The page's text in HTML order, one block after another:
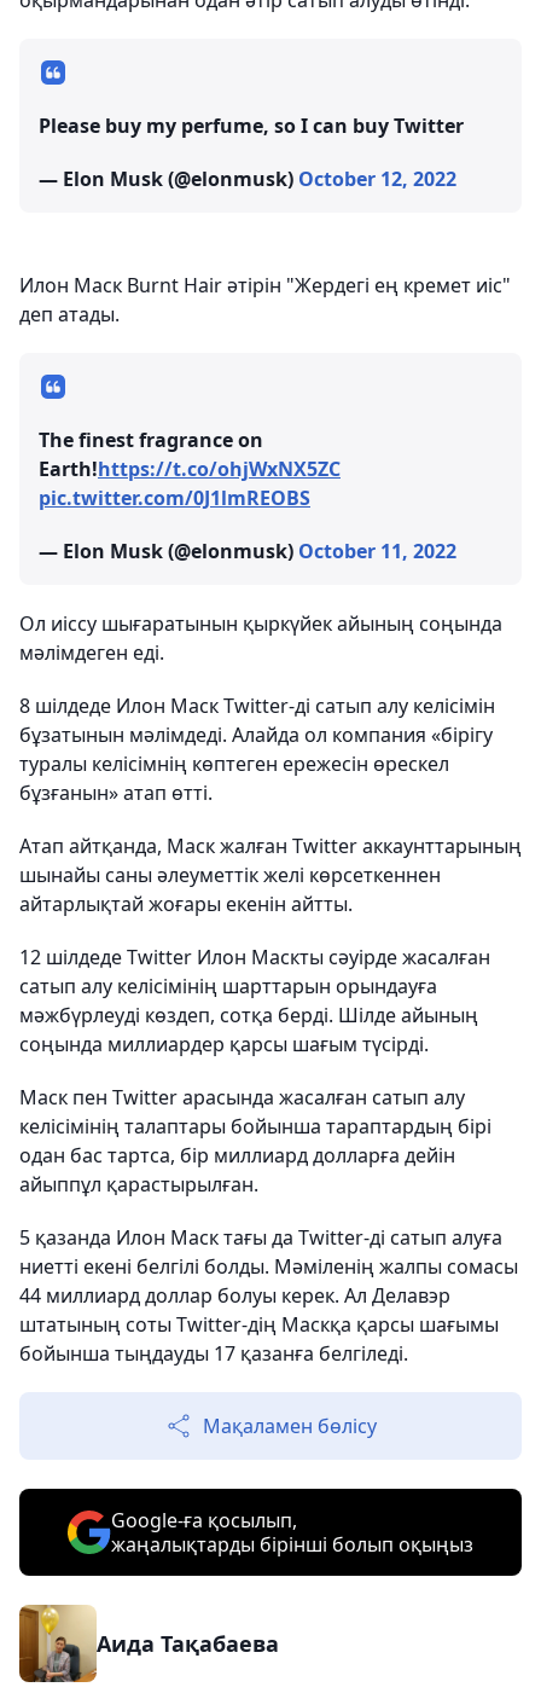
Please buy my perfume, so I can buy Twitter
— Elon Musk (@elonmusk) October 12, 2022
Илон Маск Burnt Hair әтірін "Жердегі ең кремет иіс"
деп атады.
The finest fragrance on
Earth!https://t.co/ohjWxNX5ZC
pic.twitter.com/0J1lmREOBS
— Elon Musk (@elonmusk) October 11, 2022
Ол иіссу шығаратынын қыркүйек айының соңында
мәлімдеген еді.
8 шілдеде Илон Маск Twitter-ді сатып алу келісімін
бұзатынын мәлімдеді. Алайда ол компания «бірігу
туралы келісімнің көптеген ережесін өрескел
бұзғанын» атап өтті.
Атап айтқанда, Маск жалған Twitter аккаунттарының
шынайы саны әлеуметтік желі көрсеткеннен
айтарлықтай жоғары екенін айтты.
12 шілдеде Twitter Илон Маскты сәуірде жасалған
сатып алу келісімінің шарттарын орындауға
мәжбүрлеуді көздеп, сотқа берді. Шілде айының
соңында миллиардер қарсы шағым түсірді.
Маск пен Twitter арасында жасалған сатып алу
келісімінің талаптары бойынша тараптардың бірі
одан бас тартса, бір миллиард долларға дейін
айыппұл қарастырылған.
5 қазанда Илон Маск тағы да Twitter-ді сатып алуға
ниетті екені белгілі болды. Мәміленің жалпы сомасы
44 миллиард доллар болуы керек. Ал Делавэр
штатының соты Twitter-дің Маскқа қарсы шағымы
бойынша тыңдауды 17 қазанға белгіледі.
Мақаламен бөлісу
Google-ға қосылып,
жаңалықтарды бірінші болып оқыңыз
Аида Тақабаева